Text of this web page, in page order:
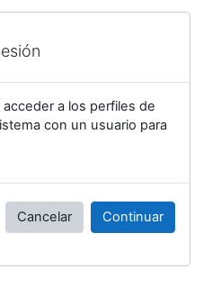
a los perfiles de
con un usuario para
Cancelar Continuar